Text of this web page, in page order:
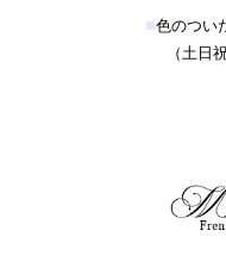
■色のつい
（土日